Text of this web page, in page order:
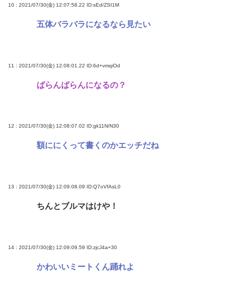
10 : 2021/07/30(金) 12:07:58.22 ID:sEd/ZSI1M
五体バラバラになるなら見たい
11 : 2021/07/30(金) 12:08:01.22 ID:6d+vmqiOd
ばらんばらんになるの？
12 : 2021/07/30(金) 12:08:07.02 ID:gk11N/N30
額ににくって書くのかエッチだね
13 : 2021/07/30(金) 12:09:08.09 ID:Q7oVfAsL0
ちんとブルマはけや！
14 : 2021/07/30(金) 12:09:09.59 ID:zjcJ4a+30
かわいいミートくん踊れよ